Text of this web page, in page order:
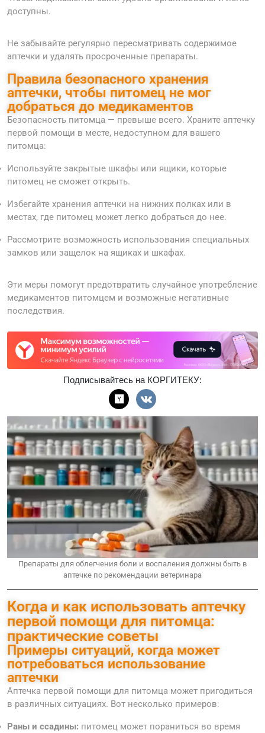
доступны.
Не забывайте регулярно пересматривать содержимое
аптечки и удалять просроченные препараты.
Правила безопасного хранения
аптечки, чтобы питомец не мог
добраться до медикаментов
Безопасность питомца — превыше всего. Храните аптечку
первой помощи в месте, недоступном для вашего
питомца:
Используйте закрытые шкафы или ящики, которые
питомец не сможет открыть.
Избегайте хранения аптечки на нижних полках или в
местах, где питомец может легко добраться до нее.
Рассмотрите возможность использования специальных
замков или защелок на ящиках и шкафах.
Эти меры помогут предотвратить случайное употребление
медикаментов питомцем и возможные негативные
последствия.
Подписывайтесь на КОРГИТЕКУ:
Препараты для облегчения боли и воспаления должны быть в
аптечке по рекомендации ветеринара
Когда и как использовать аптечку
первой помощи для питомца:
практические советы
Примеры ситуаций, когда может
потребоваться использование
аптечки
Аптечка первой помощи для питомца может пригодиться
в различных ситуациях. Вот несколько примеров:
Раны и ссадины: питомец может пораниться во время